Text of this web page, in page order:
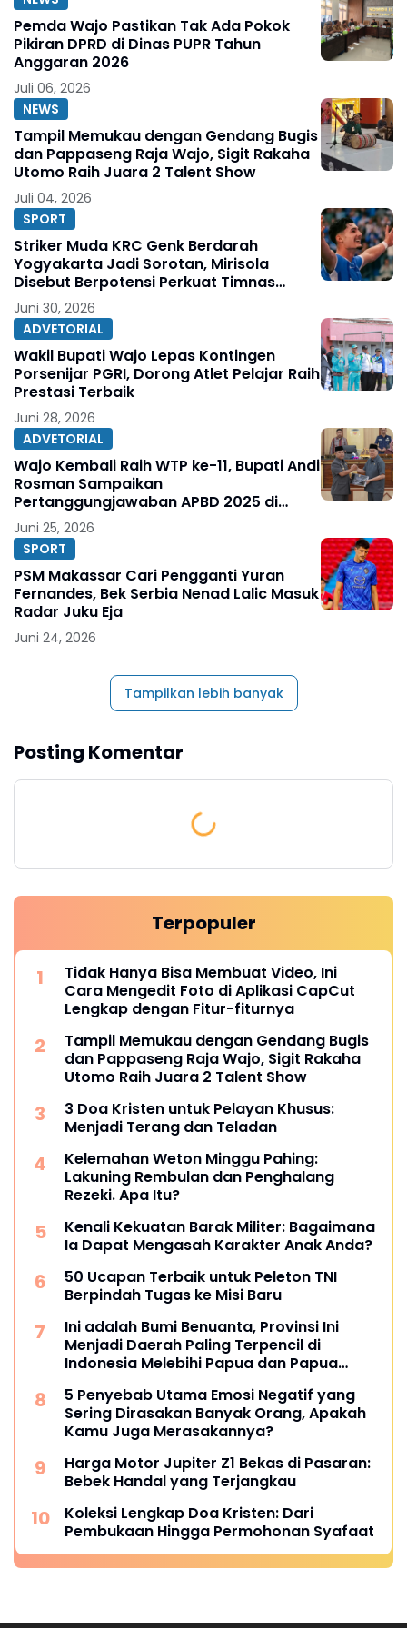
Pemda Wajo Pastikan Tak Ada Pokok
Pikiran DPRD di Dinas PUPR Tahun
Anggaran 2026
Juli 06, 2026
NEWS
Tampil Memukau dengan Gendang Bugis
dan Pappaseng Raja Wajo, Sigit Rakaha
Utomo Raih Juara 2 Talent Show
Juli 04, 2026
SPORT
Striker Muda KRC Genk Berdarah
Yogyakarta Jadi Sorotan, Mirisola
Disebut Berpotensi Perkuat Timnas
Indonesia
Juni 30, 2026
ADVETORIAL
Wakil Bupati Wajo Lepas Kontingen
Porsenijar PGRI, Dorong Atlet Pelajar Raih
Prestasi Terbaik
Juni 28, 2026
ADVETORIAL
Wajo Kembali Raih WTP ke-11, Bupati Andi
Rosman Sampaikan
Pertanggungjawaban APBD 2025 di
DPRD
Juni 25, 2026
SPORT
PSM Makassar Cari Pengganti Yuran
Fernandes, Bek Serbia Nenad Lalic Masuk
Radar Juku Eja
Juni 24, 2026
Tampilkan lebih banyak
Posting Komentar
Terpopuler
Tidak Hanya Bisa Membuat Video, Ini
Cara Mengedit Foto di Aplikasi CapCut
Lengkap dengan Fitur-fiturnya
Tampil Memukau dengan Gendang Bugis
dan Pappaseng Raja Wajo, Sigit Rakaha
Utomo Raih Juara 2 Talent Show
3 Doa Kristen untuk Pelayan Khusus:
Menjadi Terang dan Teladan
Kelemahan Weton Minggu Pahing:
Lakuning Rembulan dan Penghalang
Rezeki. Apa Itu?
Kenali Kekuatan Barak Militer: Bagaimana
Ia Dapat Mengasah Karakter Anak Anda?
50 Ucapan Terbaik untuk Peleton TNI
Berpindah Tugas ke Misi Baru
Ini adalah Bumi Benuanta, Provinsi Ini
Menjadi Daerah Paling Terpencil di
Indonesia Melebihi Papua dan Papua
5 Penyebab Utama Emosi Negatif yang
Sering Dirasakan Banyak Orang, Apakah
Kamu Juga Merasakannya?
Harga Motor Jupiter Z1 Bekas di Pasaran:
Bebek Handal yang Terjangkau
Koleksi Lengkap Doa Kristen: Dari
Pembukaan Hingga Permohonan Syafaat